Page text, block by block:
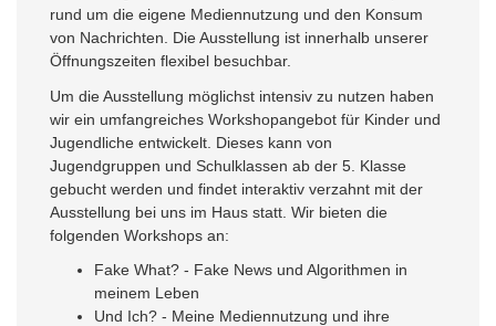
rund um die eigene Mediennutzung und den Konsum
von Nachrichten. Die Ausstellung ist innerhalb unserer
Öffnungszeiten flexibel besuchbar.
Um die Ausstellung möglichst intensiv zu nutzen haben
wir ein umfangreiches Workshopangebot für Kinder und
Jugendliche entwickelt. Dieses kann von
Jugendgruppen und Schulklassen ab der 5. Klasse
gebucht werden und findet interaktiv verzahnt mit der
Ausstellung bei uns im Haus statt. Wir bieten die
folgenden Workshops an:
Fake What? - Fake News und Algorithmen in
meinem Leben
Und Ich? - Meine Mediennutzung und ihre